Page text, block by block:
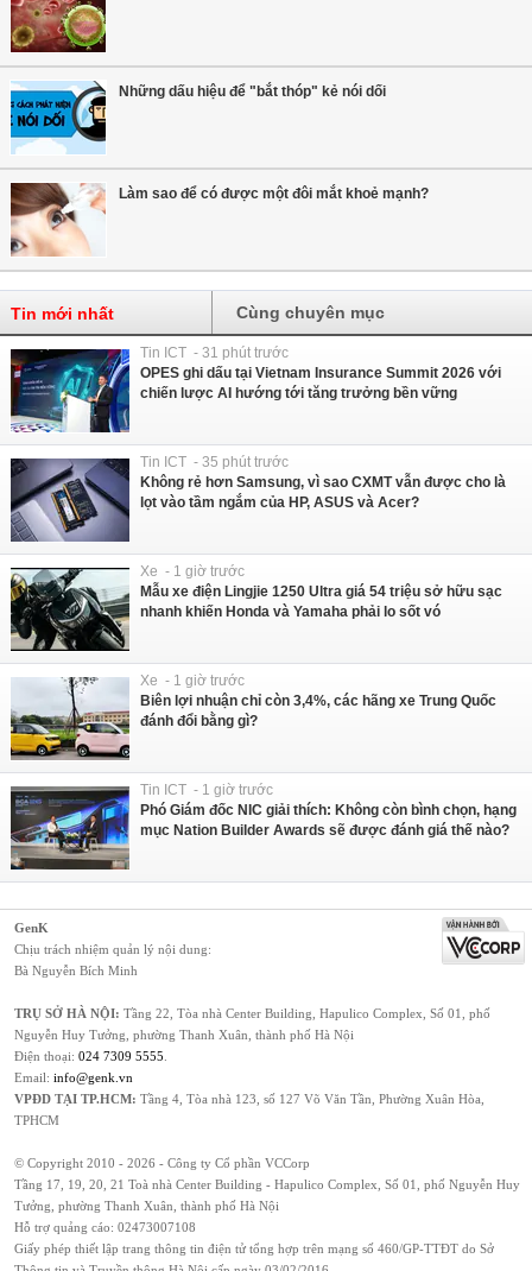
Những dấu hiệu để "bắt thóp" kẻ nói dối
Làm sao để có được một đôi mắt khoẻ mạnh?
Tin mới nhất Cùng chuyên mục
Tin ICT - 31 phút trước
OPES ghi dấu tại Vietnam Insurance Summit 2026 với
chiến lược AI hướng tới tăng trưởng bền vững
Tin ICT - 35 phút trước
Không rẻ hơn Samsung, vì sao CXMT vẫn được cho là
lọt vào tầm ngắm của HP, ASUS và Acer?
Xe - 1 giờ trước
Mẫu xe điện Lingjie 1250 Ultra giá 54 triệu sở hữu sạc
nhanh khiến Honda và Yamaha phải lo sốt vó
Xe - 1 giờ trước
Biên lợi nhuận chỉ còn 3,4%, các hãng xe Trung Quốc
đánh đổi bằng gì?
Tin ICT - 1 giờ trước
Phó Giám đốc NIC giải thích: Không còn bình chọn, hạng
mục Nation Builder Awards sẽ được đánh giá thế nào?
GenK
Chịu trách nhiệm quản lý nội dung:
Bà Nguyễn Bích Minh
TRỤ SỞ HÀ NỘI: Tầng 22, Tòa nhà Center Building, Hapulico Complex, Số 01, phố
Nguyễn Huy Tưởng, phường Thanh Xuân, thành phố Hà Nội
Điện thoại: 024 7309 5555.
Email: info@genk.vn
VPĐD TẠI TP.HCM: Tầng 4, Tòa nhà 123, số 127 Võ Văn Tần, Phường Xuân Hòa,
TPHCM
© Copyright 2010 - 2026 - Công ty Cổ phần VCCorp
Tầng 17, 19, 20, 21 Toà nhà Center Building - Hapulico Complex, Số 01, phố Nguyễn Huy
Tưởng, phường Thanh Xuân, thành phố Hà Nội
Hỗ trợ quảng cáo: 02473007108
Giấy phép thiết lập trang thông tin điện tử tổng hợp trên mạng số 460/GP-TTĐT do Sở